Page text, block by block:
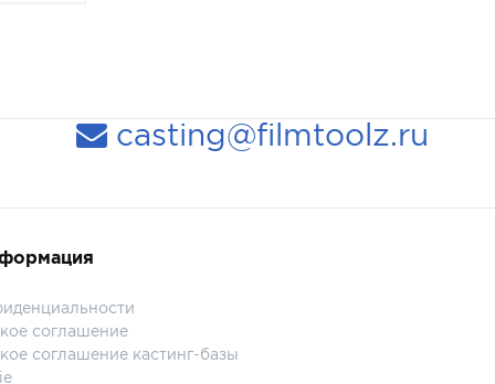
casting@filmtoolz.ru
соглашение
соглашение кастинг-базы